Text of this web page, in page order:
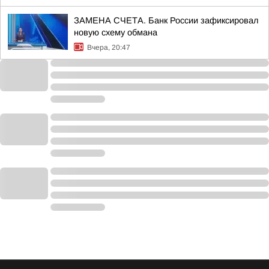
ЗАМЕНА СЧЕТА. Банк России зафиксировал
новую схему обмана
Вчера, 20:47